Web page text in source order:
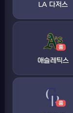
LA 다저스
홈
애슬레틱스
홈